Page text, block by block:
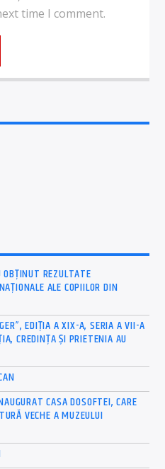
time I comment.
REZULTATE
ALE COPIILOR DIN
EDIȚIA A XIX-A, SERIA A VII-A
CREDINȚA ȘI PRIETENIA AU
CASA DOSOFTEI, CARE
VECHE A MUZEULUI